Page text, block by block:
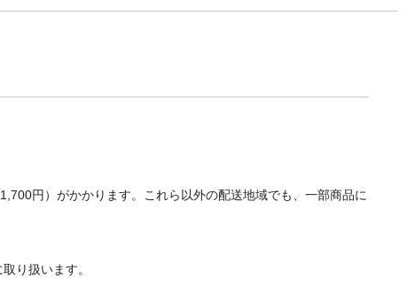
円）がかかります。これら以外の配送地域でも、一部商品に
り扱います。